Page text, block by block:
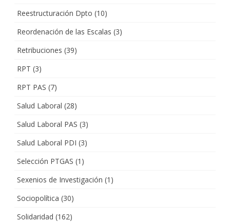
Reestructuración Dpto (10)
Reordenación de las Escalas (3)
Retribuciones (39)
RPT (3)
RPT PAS (7)
Salud Laboral (28)
Salud Laboral PAS (3)
Salud Laboral PDI (3)
Selección PTGAS (1)
Sexenios de Investigación (1)
Sociopolítica (30)
Solidaridad (162)